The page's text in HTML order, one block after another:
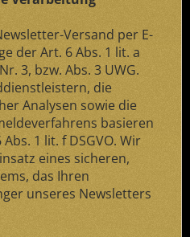
Versand per E-
der Art. 6 Abs. 1 lit. a
3, bzw. Abs. 3 UWG.
die
Analysen sowie die
basieren
1 lit. f DSGVO. Wir
eines sicheren,
das Ihren
unseres Newsletters